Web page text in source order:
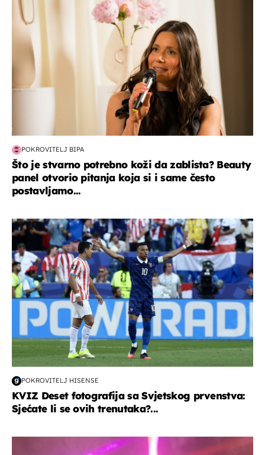
POKROVITELJ BIPA
Što je stvarno potrebno koži da zablista? Beauty
panel otvorio pitanja koja si i same često
postavljamo...
svjetsko prvenstvo 2026
POKROVITELJ HISENSE
KVIZ Deset fotografija sa Svjetskog prvenstva:
Sjećate li se ovih trenutaka?...